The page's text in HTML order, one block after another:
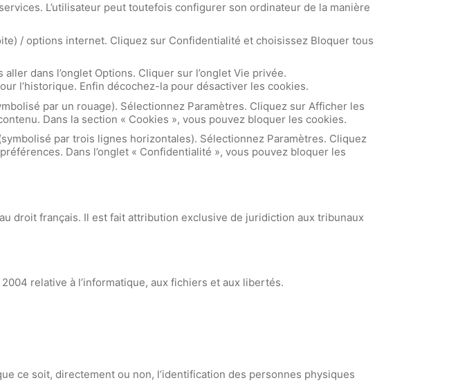
L’utilisateur peut toutefois configurer son ordinateur de la manière
/ options internet. Cliquez sur Confidentialité et choisissez Bloquer tous
dans l’onglet Options. Cliquer sur l’onglet Vie privée.
l’historique. Enfin décochez-la pour désactiver les cookies.
par un rouage). Sélectionnez Paramètres. Cliquez sur Afficher les
Dans la section « Cookies », vous pouvez bloquer les cookies.
par trois lignes horizontales). Sélectionnez Paramètres. Cliquez
Dans l’onglet « Confidentialité », vous pouvez bloquer les
droit français. Il est fait attribution exclusive de juridiction aux tribunaux
relative à l’informatique, aux fichiers et aux libertés.
ce soit, directement ou non, l’identification des personnes physiques